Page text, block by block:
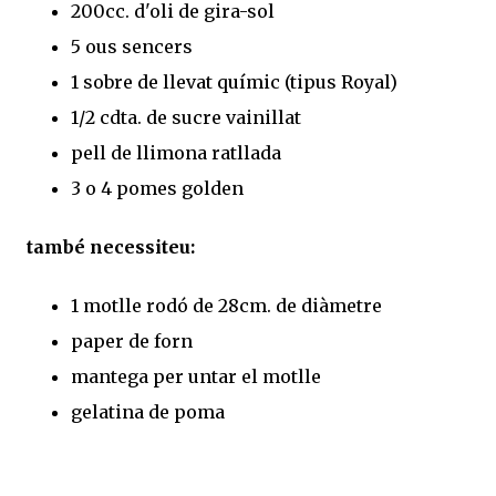
200cc. d'oli de gira-sol
5 ous sencers
1 sobre de llevat químic (tipus Royal)
1/2 cdta. de sucre vainillat
pell de llimona ratllada
3 o 4 pomes golden
també necessiteu:
1 motlle rodó de 28cm. de diàmetre
paper de forn
mantega per untar el motlle
gelatina de poma